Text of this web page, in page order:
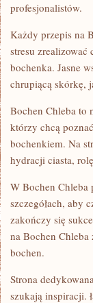
profesjonalistów.
Każdy przepis na
stresu zrealizować
bochenka. Jasne
chrupiącą skórkę,
Bochen Chleba to
którzy chcą
bochenkiem. Na
hydracji ciasta,
W Bochen Chleba
szczegółach, aby
zakończy się
na Bochen Chleba
bochen.
Strona
szukają inspiracji.